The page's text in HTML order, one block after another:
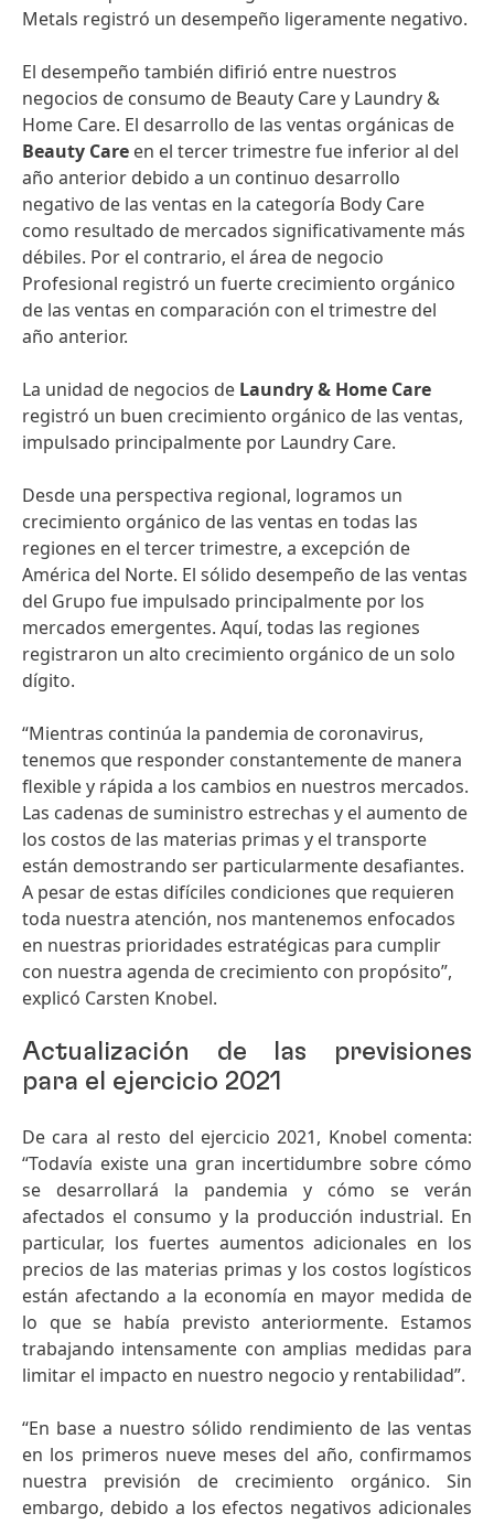
Metals registró un desempeño ligeramente negativo.
El desempeño también difirió entre nuestros
negocios de consumo de Beauty Care y Laundry &
Home Care. El desarrollo de las ventas orgánicas de
Beauty Care en el tercer trimestre fue inferior al del
año anterior debido a un continuo desarrollo
negativo de las ventas en la categoría Body Care
como resultado de mercados significativamente más
débiles. Por el contrario, el área de negocio
Profesional registró un fuerte crecimiento orgánico
de las ventas en comparación con el trimestre del
año anterior.
La unidad de negocios de Laundry & Home Care
registró un buen crecimiento orgánico de las ventas,
impulsado principalmente por Laundry Care.
Desde una perspectiva regional, logramos un
crecimiento orgánico de las ventas en todas las
regiones en el tercer trimestre, a excepción de
América del Norte. El sólido desempeño de las ventas
del Grupo fue impulsado principalmente por los
mercados emergentes. Aquí, todas las regiones
registraron un alto crecimiento orgánico de un solo
dígito.
“Mientras continúa la pandemia de coronavirus,
tenemos que responder constantemente de manera
flexible y rápida a los cambios en nuestros mercados.
Las cadenas de suministro estrechas y el aumento de
los costos de las materias primas y el transporte
están demostrando ser particularmente desafiantes.
A pesar de estas difíciles condiciones que requieren
toda nuestra atención, nos mantenemos enfocados
en nuestras prioridades estratégicas para cumplir
con nuestra agenda de crecimiento con propósito”,
explicó Carsten Knobel.
Actualización de las previsiones
para el ejercicio 2021
De cara al resto del ejercicio 2021, Knobel comenta:
“Todavía existe una gran incertidumbre sobre cómo
se desarrollará la pandemia y cómo se verán
afectados el consumo y la producción industrial. En
particular, los fuertes aumentos adicionales en los
precios de las materias primas y los costos logísticos
están afectando a la economía en mayor medida de
lo que se había previsto anteriormente. Estamos
trabajando intensamente con amplias medidas para
limitar el impacto en nuestro negocio y rentabilidad”.
“En base a nuestro sólido rendimiento de las ventas
en los primeros nueve meses del año, confirmamos
nuestra previsión de crecimiento orgánico. Sin
embargo, debido a los efectos negativos adicionales